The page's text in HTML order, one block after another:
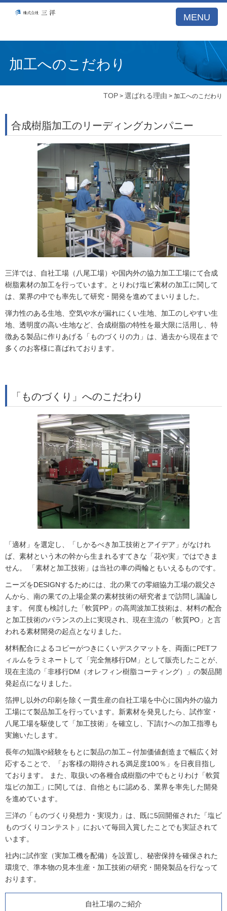
MENU
加工へのこだわり
TOP >選ばれる理由 > 加工へのこだわり
合成樹脂加工のリーディングカンパニー
三洋では、自社工場（八尾工場）や国内外の協力加工工場にて合成
樹脂素材の加工を行っています。とりわけ塩ビ素材の加工に関して
は、業界の中でも率先して研究・開発を進めてまいりました。
弾力性のある生地、空気や水が漏れにくい生地、加工のしやすい生
地、透明度の高い生地など、合成樹脂の特性を最大限に活用し、特
徴ある製品に作りあげる「ものづくりの力」は、過去から現在まで
多くのお客様に喜ばれております。
「ものづくり」へのこだわり
「適材」を選定し、「しかるべき加工技術とアイデア」がなけれ
ば、素材という木の幹から生まれるすてきな「花や実」ではできま
せん。 「素材と加工技術」は当社の車の両輪ともいえるものです。
ニーズをDESIGNするためには、北の果ての零細協力工場の親父さ
んから、南の果ての上場企業の素材技術の研究者まで訪問し議論し
ます。 何度も検討した「軟質PP」の高周波加工技術は、材料の配合
と加工技術のバランスの上に実現され、現在主流の「軟質PO」と言
われる素材開発の起点となりました。
材料配合によるコピーがつきにくいデスクマットを、両面にPETフ
ィルムをラミネートして「完全無移行DM」として販売したことが、
現在主流の「非移行DM（オレフィン樹脂コーティング）」の製品開
発起点になりました。
箔押し以外の印刷を除く一貫生産の自社工場を中心に国内外の協力
工場にて製品加工を行っています。新素材を発見したら、試作室・
八尾工場を駆使して「加工技術」を確立し、下請けへの加工指導も
実施いたします。
長年の知識や経験をもとに製品の加工～付加価値創造まで幅広く対
応することで、「お客様の期待される満足度100％」を日夜目指し
ております。 また、取扱いの各種合成樹脂の中でもとりわけ「軟質
塩ビの加工」に関しては、自他ともに認める、業界を率先した開発
を進めています。
三洋の「ものづくり発想力・実現力」は、既に5回開催された「塩ビ
ものづくりコンテスト」において毎回入賞したことでも実証されて
います。
社内に試作室（実加工機を配備）を設置し、秘密保持を確保された
環境で、準本物の見本生産・加工技術の研究・開発製品を行なって
おります。
自社工場のご紹介